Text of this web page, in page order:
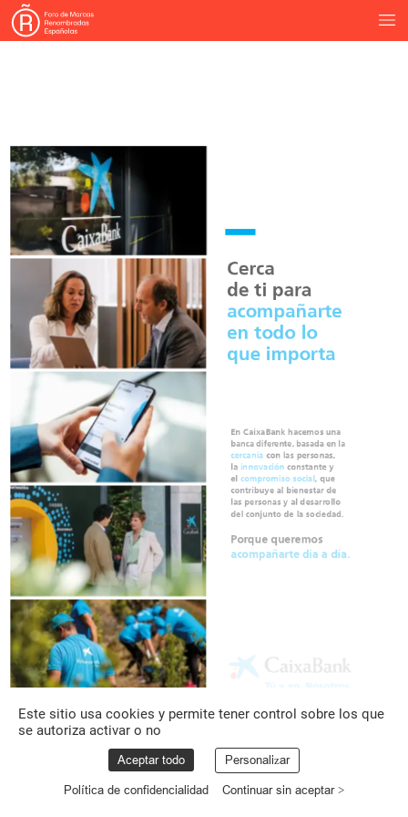
Cerca
de ti para
acompañarte
en todo lo
que importa
En CaixaBank hacemos una
bancadiferente, basadaen la
cercanía con las personas,
la innovación constante y
el compromiso social, que
contribuye al bienestar de
las personas y al desarrollo
del conjunto de la sociedad.
Porque queremos
acompañarte día a día.
Este sitio usa cookies y permite tener control sobre los que
se autoriza activar o no
Aceptar todo Personalizar
Política de confidencialidad Continuar sin aceptar >